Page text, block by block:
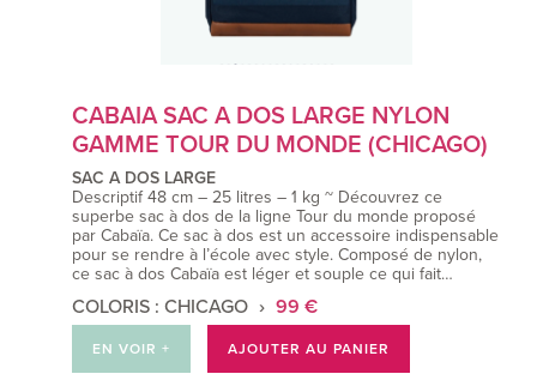
CABAIA SAC A DOS LARGE NYLON
GAMME TOUR DU MONDE (CHICAGO)
SAC A DOS LARGE
Descriptif 48 cm – 25 litres – 1 kg ~ Découvrez ce
superbe sac à dos de la ligne Tour du monde proposé
par Cabaïa. Ce sac à dos est un accessoire indispensable
pour se rendre à l’école avec style. Composé de nylon,
ce sac à dos Cabaïa est léger et souple ce qui fait…
COLORIS : CHICAGO 99 €
EN VOIR + AJOUTER AU PANIER